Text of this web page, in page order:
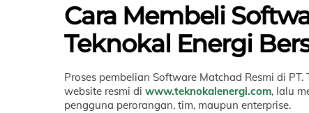
Cara Membeli
Teknokal Energi
Proses pembelian Software Matchad Resmi di
website resmi di www.teknokalenergi.com, lalu
pengguna perorangan, tim, maupun enterprise.